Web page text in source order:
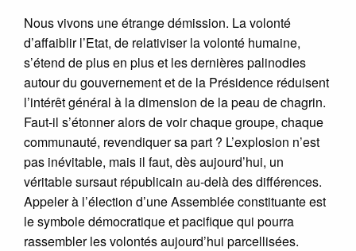
Nous vivons une étrange démission. La volonté
d’affaiblir l’Etat, de relativiser la volonté humaine,
s’étend de plus en plus et les dernières palinodies
autour du gouvernement et de la Présidence réduisent
l’intérêt général à la dimension de la peau de chagrin.
Faut-il s’étonner alors de voir chaque groupe, chaque
communauté, revendiquer sa part ? L’explosion n’est
pas inévitable, mais il faut, dès aujourd’hui, un
véritable sursaut républicain au-delà des différences.
Appeler à l’élection d’une Assemblée constituante est
le symbole démocratique et pacifique qui pourra
rassembler les volontés aujourd’hui parcellisées.